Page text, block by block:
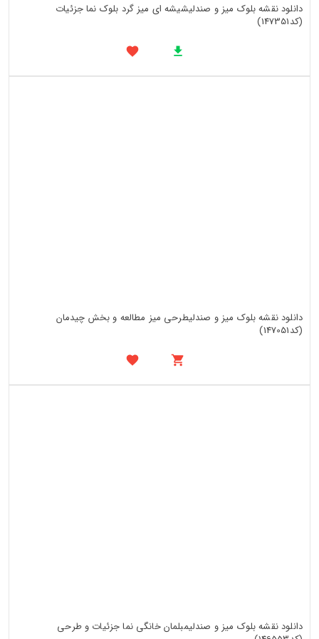
دانلود نقشه بلوک میز و صندلیشیشه ای میز گرد بلوک نما جزئیات
(کد147351)
دانلود نقشه بلوک میز و صندلیطرحی میز مطالعه و بخش چیدمان
(کد147051)
دانلود نقشه بلوک میز و صندلیمبلمان خانگی نما جزئیات و طرحی